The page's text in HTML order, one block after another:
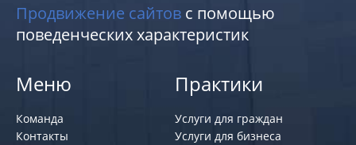
Продвижение сайтов с помощью
поведенческих характеристик
Меню
Команда
Контакты
Практики
Услуги для граждан
Услуги для бизнеса